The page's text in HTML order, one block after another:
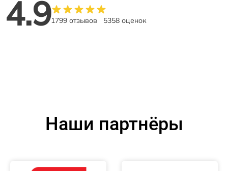
4.91799 отзывов 5358 оценок
Наши партнёры